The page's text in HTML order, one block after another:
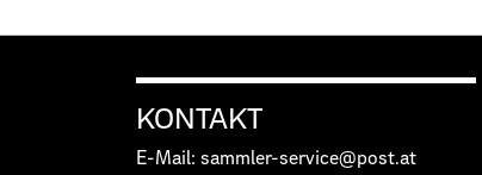
KONTAKT
E-Mail: sammler-service@post.at